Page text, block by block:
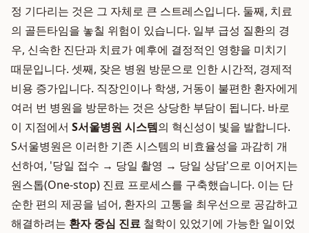
정 기다리는 것은 그 자체로 큰 스트레스입니다. 둘째, 치료
의 골든타임을 놓칠 위험이 있습니다. 일부 급성 질환의 경
우, 신속한 진단과 치료가 예후에 결정적인 영향을 미치기
때문입니다. 셋째, 잦은 병원 방문으로 인한 시간적, 경제적
비용 증가입니다. 직장인이나 학생, 거동이 불편한 환자에게
여러 번 병원을 방문하는 것은 상당한 부담이 됩니다. 바로
이 지점에서 S서울병원 시스템의 혁신성이 빛을 발합니다.
S서울병원은 이러한 기존 시스템의 비효율성을 과감히 개
선하여, '당일 접수 → 당일 촬영 → 당일 상담'으로 이어지는
원스톱(One-stop) 진료 프로세스를 구축했습니다. 이는 단
순한 편의 제공을 넘어, 환자의 고통을 최우선으로 공감하고
해결하려는 환자 중심 진료 철학이 있었기에 가능한 일이었